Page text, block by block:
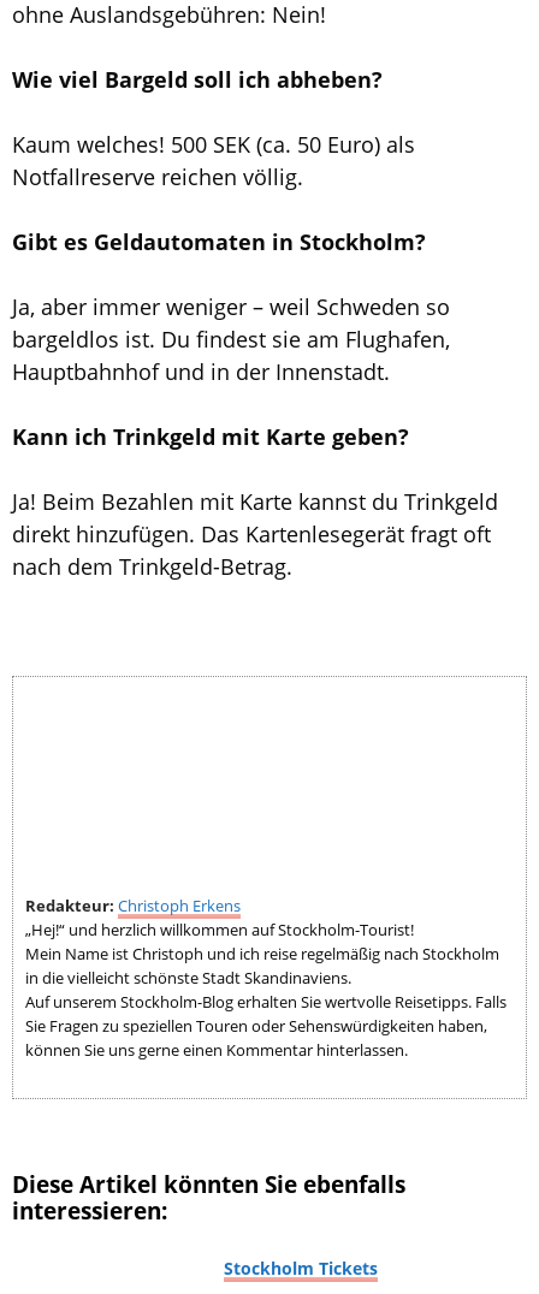
ohne Auslandsgebühren: Nein!
Wie viel Bargeld soll ich abheben?
Kaum welches! 500 SEK (ca. 50 Euro) als
Notfallreserve reichen völlig.
Gibt es Geldautomaten in Stockholm?
Ja, aber immer weniger – weil Schweden so
bargeldlos ist. Du findest sie am Flughafen,
Hauptbahnhof und in der Innenstadt.
Kann ich Trinkgeld mit Karte geben?
Ja! Beim Bezahlen mit Karte kannst du Trinkgeld
direkt hinzufügen. Das Kartenlesegerät fragt oft
nach dem Trinkgeld-Betrag.
Redakteur: Christoph Erkens
„Hej!“ und herzlich willkommen auf Stockholm-Tourist!
Mein Name ist Christoph und ich reise regelmäßig nach Stockholm
in die vielleicht schönste Stadt Skandinaviens.
Auf unserem Stockholm-Blog erhalten Sie wertvolle Reisetipps. Falls
Sie Fragen zu speziellen Touren oder Sehenswürdigkeiten haben,
können Sie uns gerne einen Kommentar hinterlassen.
Diese Artikel könnten Sie ebenfalls
interessieren:
Stockholm Tickets